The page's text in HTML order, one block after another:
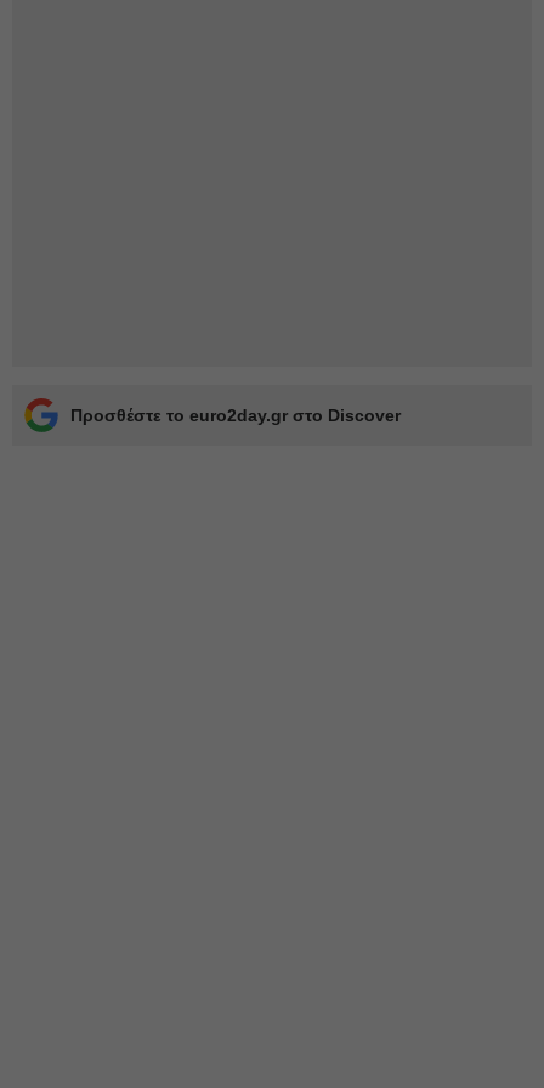
Προσθέστε το euro2day.gr στο Discover